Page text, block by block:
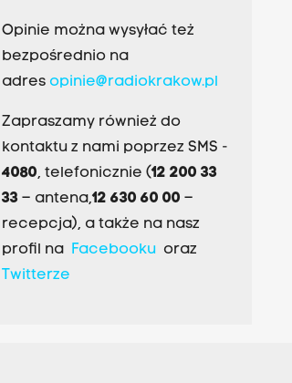
Opinie można wysyłać też
bezpośrednio na
adres opinie@radiokrakow.pl
Zapraszamy również do
kontaktu z nami poprzez SMS -
4080, telefonicznie (12 200 33
33– antena,12 630 60 00 –
recepcja), a także na nasz
profil na Facebookuoraz
Twitterze